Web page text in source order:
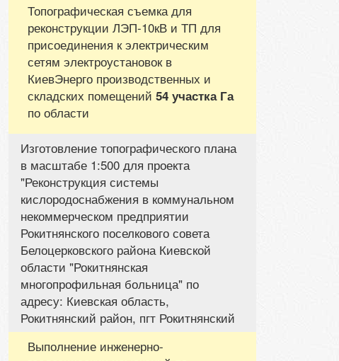
Топографическая съемка для
реконструкции ЛЭП-10кВ и ТП для
присоединения к электрическим
сетям электроустановок в
КиевЭнерго производственных и
складских помещений 54 участка Га
по области
Изготовление топографического плана
в масштабе 1:500 для проекта
"Реконструкция системы
кислородоснабжения в коммунальном
некоммерческом предприятии
Рокитнянского поселкового совета
Белоцерковского района Киевской
области "Рокитнянская
многопрофильная больница" по
адресу: Киевская область,
Рокитнянский район, пгт Рокитнянский
Выполнение инженерно-